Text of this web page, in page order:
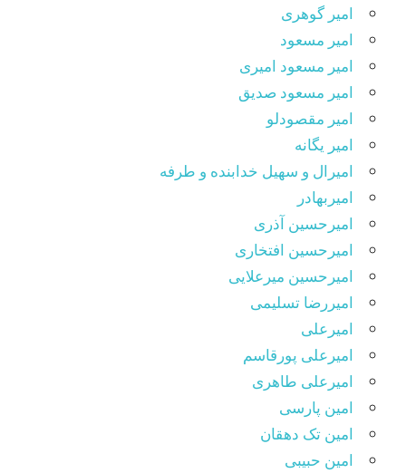
امیر گوهری
امیر مسعود
امیر مسعود امیری
امیر مسعود صدیق
امیر مقصودلو
امیر یگانه
امیرال و سهیل خدابنده و طرفه
امیربهادر
امیرحسین آذری
امیرحسین افتخاری
امیرحسین میرعلایی
امیررضا تسلیمی
امیرعلی
امیرعلی پورقاسم
امیرعلی طاهری
امین پارسی
امین تک دهقان
امین حبیبی